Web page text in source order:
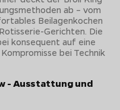
ab – vom
Beilagenkochen
Gerichten. Die
konsequent auf eine
bei Technik
- Ausstattung und